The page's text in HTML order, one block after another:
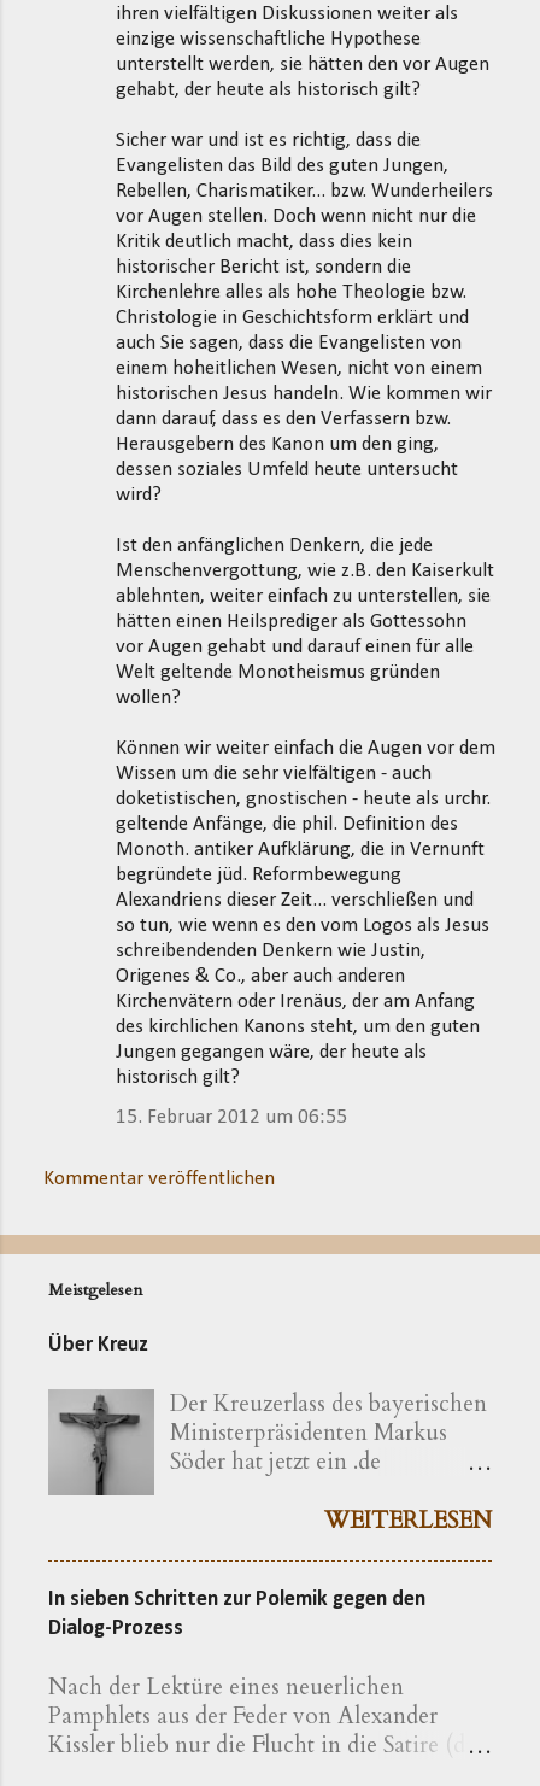
ihren vielfältigen Diskussionen weiter als
einzige wissenschaftliche Hypothese
unterstellt werden, sie hätten den vor Augen
gehabt, der heute als historisch gilt?
Sicher war und ist es richtig, dass die
Evangelisten das Bild des guten Jungen,
Rebellen, Charismatiker... bzw. Wunderheilers
vor Augen stellen. Doch wenn nicht nur die
Kritik deutlich macht, dass dies kein
historischer Bericht ist, sondern die
Kirchenlehre alles als hohe Theologie bzw.
Christologie in Geschichtsform erklärt und
auch Sie sagen, dass die Evangelisten von
einem hoheitlichen Wesen, nicht von einem
historischen Jesus handeln. Wie kommen wir
dann darauf, dass es den Verfassern bzw.
Herausgebern des Kanon um den ging,
dessen soziales Umfeld heute untersucht
wird?
Ist den anfänglichen Denkern, die jede
Menschenvergottung, wie z.B. den Kaiserkult
ablehnten, weiter einfach zu unterstellen, sie
hätten einen Heilsprediger als Gottessohn
vor Augen gehabt und darauf einen für alle
Welt geltende Monotheismus gründen
wollen?
Können wir weiter einfach die Augen vor dem
Wissen um die sehr vielfältigen - auch
doketistischen, gnostischen - heute als urchr.
geltende Anfänge, die phil. Definition des
Monoth. antiker Aufklärung, die in Vernunft
begründete jüd. Reformbewegung
Alexandriens dieser Zeit... verschließen und
so tun, wie wenn es den vom Logos als Jesus
schreibendenden Denkern wie Justin,
Origenes & Co., aber auch anderen
Kirchenvätern oder Irenäus, der am Anfang
des kirchlichen Kanons steht, um den guten
Jungen gegangen wäre, der heute als
historisch gilt?
15. Februar 2012 um 06:55
Kommentar veröffentlichen
Meistgelesen
Über Kreuz
Der Kreuzerlass des bayerischen
Ministerpräsidenten Markus
Söder hat jetzt ein .de
Der Vorgang gibt sich im
erkennen. Die »Ökumenische
Erklärung katholischer und
Hochschullehrer der Theologie
zum bayerischen Kreuzerlass am
1.6.2018« wird nachfolgend
WEITERLESEN
In sieben Schritten zur Polemik gegen den
Dialog-Prozess
Nach der Lektüre eines neuerlichen
Pamphlets aus der Feder von Alexander
Kissler blieb nur die Flucht in die Satire (die